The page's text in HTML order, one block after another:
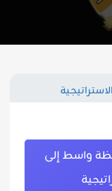
واسط إلى